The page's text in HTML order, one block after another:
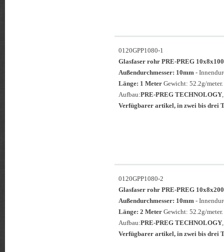
0120GPP1080-1
Glasfaser rohr PRE-PREG
Außendurchmesser: 10mm -
Länge: 1 Meter Gewicht: 52.2g/meter.
Aufbau:PRE-PREG TECHNOLOGY
Verfügbarer artikel, in zwei bis drei
0120GPP1080-2
Glasfaser rohr PRE-PREG
Außendurchmesser: 10mm -
Länge: 2 Meter Gewicht: 52.2g/meter.
Aufbau:PRE-PREG TECHNOLOGY
Verfügbarer artikel, in zwei bis drei